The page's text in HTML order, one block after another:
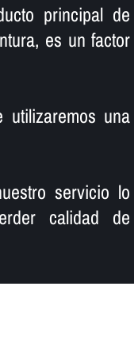
principal de
es un factor
una
servicio lo
calidad de